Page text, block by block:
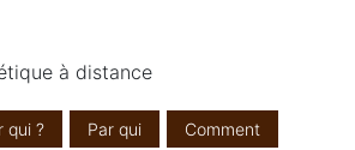
à distance
qui ? Par qui Comment